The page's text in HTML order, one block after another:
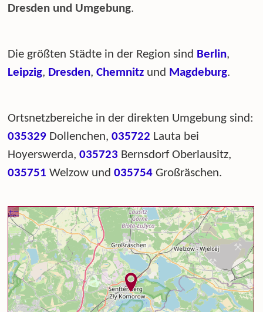
Dresden und Umgebung.
Die größten Städte in der Region sind Berlin,
Leipzig, Dresden,Chemnitz und Magdeburg.
Ortsnetzbereiche in der direkten Umgebung sind:
035329 Dollenchen,035722 Lauta bei
Hoyerswerda,035723 Bernsdorf Oberlausitz,
035751 Welzow und035754 Großräschen.